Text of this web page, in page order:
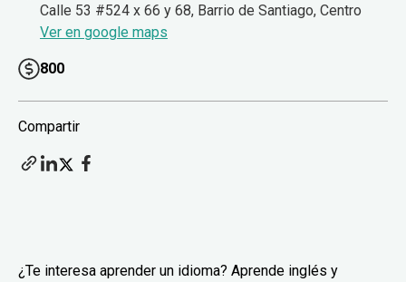
Calle 53 #524 x 66 y 68, Barrio de Santiago, Centro
Ver en google maps
800
Compartir
¿Te interesa aprender un idioma? Aprende inglés y